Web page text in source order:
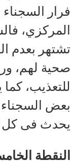
فرار
المركزي،
تشتهر بعدم
صحية لهم،
للتعذيب،
بعض السجناء
يحدث فى كل
النقطة